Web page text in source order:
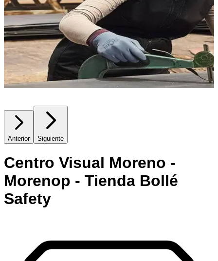
Anterior Siguiente
Centro Visual Moreno -
Morenop - Tienda Bollé
Safety